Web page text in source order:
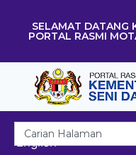
SELAMAT DATANG
PORTAL RASMI
English